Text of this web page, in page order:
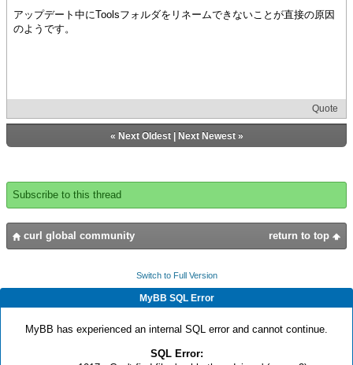
アップデート中にToolsフォルダをリネームできないことが直接の原因
のようです。
Quote
« Next Oldest| Next Newest»
Subscribe to this thread
return to top
curl global community
Switch to Full Version
MyBB SQL Error
MyBB has experienced an internal SQL error and cannot continue.
SQL Error: